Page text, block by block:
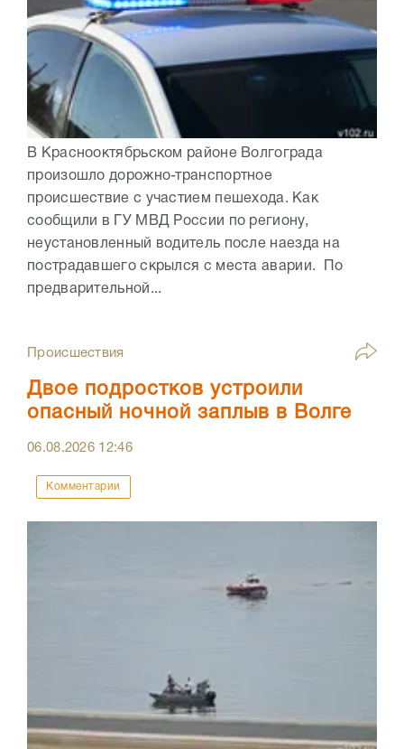
В Краснооктябрьском районе Волгограда
произошло дорожно-транспортное
происшествие с участием пешехода. Как
сообщили в ГУ МВД России по региону,
неустановленный водитель после наезда на
пострадавшего скрылся с места аварии. По
предварительной...
Происшествия
Двое подростков устроили
опасный ночной заплыв в Волге
06.08.2026 12:46
Комментарии